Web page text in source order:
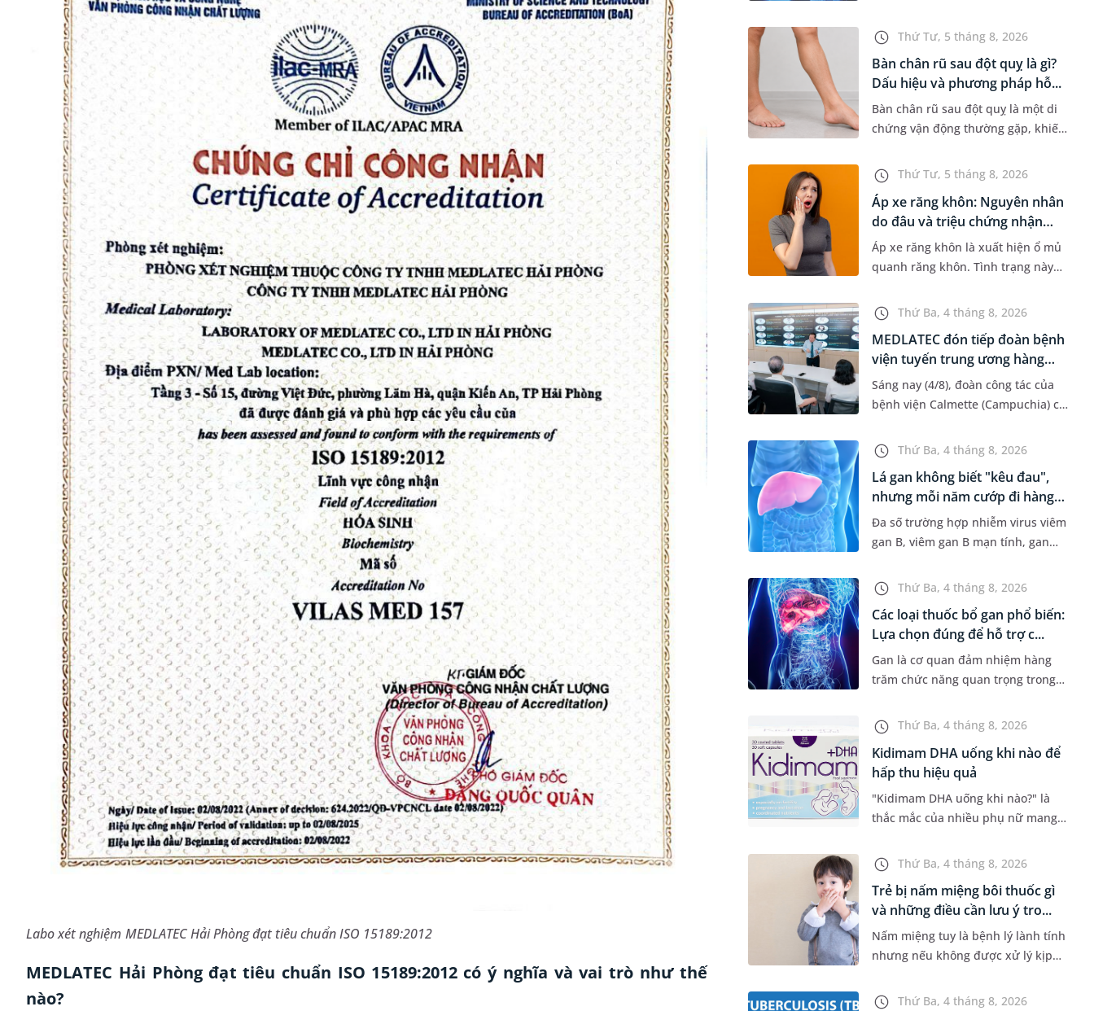
Labo xét nghiệm MEDLATEC Hải Phòng đạt tiêu chuẩn ISO 15189:2012
MEDLATEC Hải Phòng đạt tiêu chuẩn ISO 15189:2012 có ý nghĩa và vai trò như thế
nào?
hề hay biết. Tại BVĐK MEDLATEC,
chiến lược chẩn đoán chính...
Thứ Tư, 5 tháng 8, 2026
Bàn chân rũ sau đột quỵ là gì?
Dấu hiệu và phương pháp hỗ...
Bàn chân rũ sau đột quỵ là một di
chứng vận động thường gặp, khiến
đi lại, làm tăng nguy cơ vấp ngã và
ảnh hưởng đến khả năn...
Thứ Tư, 5 tháng 8, 2026
Áp xe răng khôn: Nguyên nhân
do đâu và triệu chứng nhận
biết
Áp xe răng khôn là xuất hiện ổ mủ
quanh răng khôn. Tình trạng này
trọng, đặc biệt gây ảnh hưởng lớn
đến răng số 7. Bài viết...
Thứ Ba, 4 tháng 8, 2026
MEDLATEC đón tiếp đoàn bệnh
viện tuyến trung ương hàng
đầ...
Sáng nay (4/8), đoàn công tác của
bệnh viện Calmette (Campuchia) có
việc tại Hệ thống Y tế MEDLATEC.
Chuyến thăm quan góp ph...
Thứ Ba, 4 tháng 8, 2026
Lá gan không biết "kêu đau",
nhưng mỗi năm cướp đi hàng
t...
Đa số trường hợp nhiễm virus viêm
gan B, viêm gan B mạn tính, gan
mờ nhạt, hoặc không có dấu hiệu.
Đây có thể là con đường dẫn...
Thứ Ba, 4 tháng 8, 2026
Các loại thuốc bổ gan phổ biến:
Lựa chọn đúng để hỗ trợ c...
Gan là cơ quan đảm nhiệm hàng
trăm chức năng quan trọng trong
thải độc đến tổng hợp các chất cần
thiết cho sự sống. Với mon...
Thứ Ba, 4 tháng 8, 2026
Kidimam DHA uống khi nào để
hấp thu hiệu quả
"Kidimam DHA uống khi nào?" là
thắc mắc của nhiều phụ nữ mang
chọn sản phẩm bổ sung DHA. Bên
cạnh việc chọn đúng sản phẩm,...
Thứ Ba, 4 tháng 8, 2026
Trẻ bị nấm miệng bôi thuốc gì
và những điều cần lưu ý tro...
Nấm miệng tuy là bệnh lý lành tính
nhưng nếu không được xử lý kịp
khóc và bỏ ăn, bỏ bú. Để giúp con
Thứ Ba, 4 tháng 8, 2026